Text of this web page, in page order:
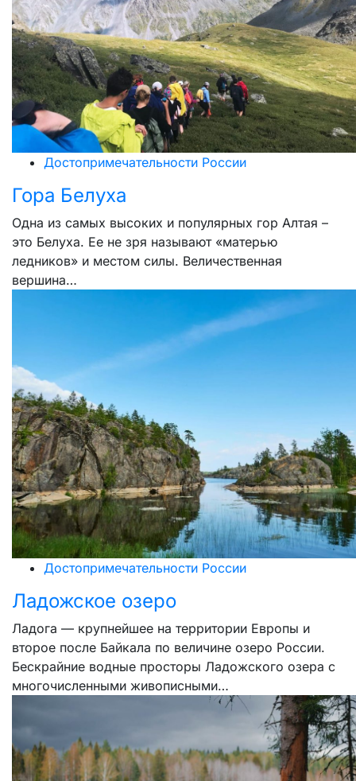
Достопримечательности России
Гора Белуха
Одна из самых высоких и популярных гор Алтая –
это Белуха. Ее не зря называют «матерью
ледников» и местом силы. Величественная
вершина…
Достопримечательности России
Ладожское озеро
Ладога — крупнейшее на территории Европы и
второе после Байкала по величине озеро России.
Бескрайние водные просторы Ладожского озера с
многочисленными живописными…